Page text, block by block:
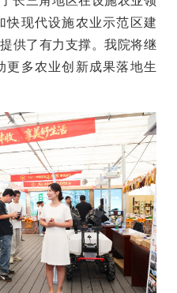
快现代设施农业示范区建
供了有力支撑。我院将继
更多农业创新成果落地生